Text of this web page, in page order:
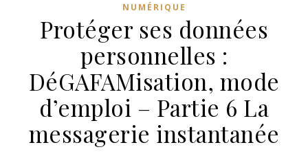
NUMÉRIQUE
Protéger ses données
personnelles :
DéGAFAMisation, mode
d’emploi – Partie 6 La
messagerie instantanée